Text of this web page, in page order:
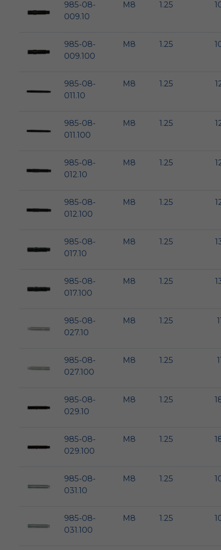
985-08-
009.10
M8 1.25
985-08-
009.100
M8 1.25
985-08-
011.10
M8 1.25
985-08-
011.100
M8 1.25
985-08-
012.10
M8 1.25
985-08-
012.100
M8 1.25
985-08-
017.10
M8 1.25
985-08-
017.100
M8 1.25
985-08-
027.10
M8 1.25
985-08-
027.100
M8 1.25
985-08-
029.10
M8 1.25
985-08-
029.100
M8 1.25
985-08-
031.10
M8 1.25
985-08-
031.100
M8 1.25